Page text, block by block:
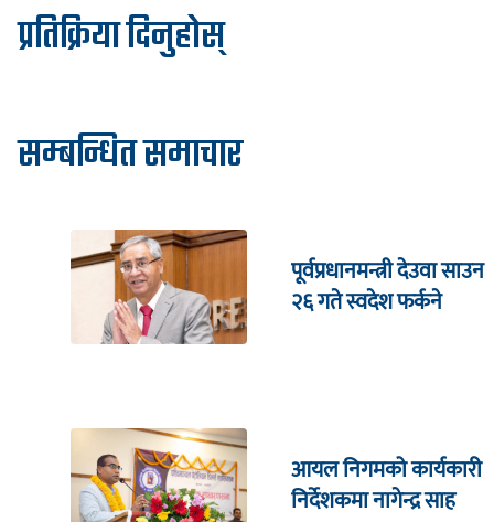
प्रतिक्रिया दिनुहोस्
सम्बन्धित समाचार
पूर्वप्रधानमन्त्री देउवा साउन
२६ गते स्वदेश फर्कने
आयल निगमको कार्यकारी
निर्देशकमा नागेन्द्र साह